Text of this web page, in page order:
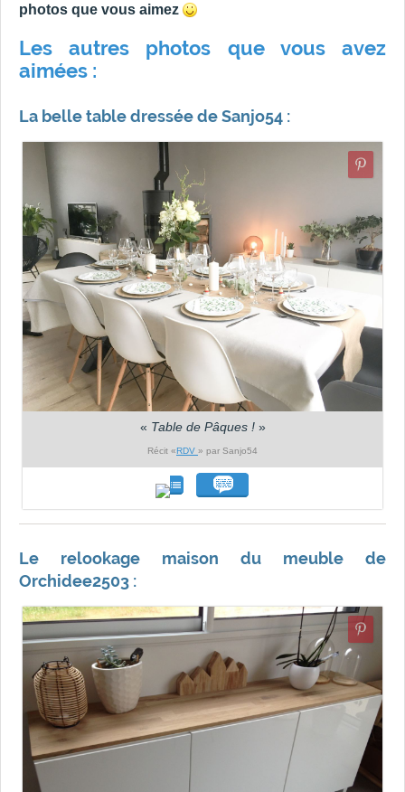
photos que vous aimez
Les autres photos que vous avez
aimées :
La belle table dressée de Sanjo54 :
« Table de Pâques !»
Récit «RDV » par Sanjo54
Le relookage maison du meuble de
Orchidee2503 :